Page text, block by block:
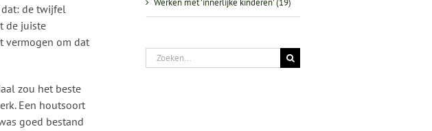
de twijfel
de juiste
vermogen om dat
zou het beste
Een houtsoort
goed bestand
Zoeken
naar: